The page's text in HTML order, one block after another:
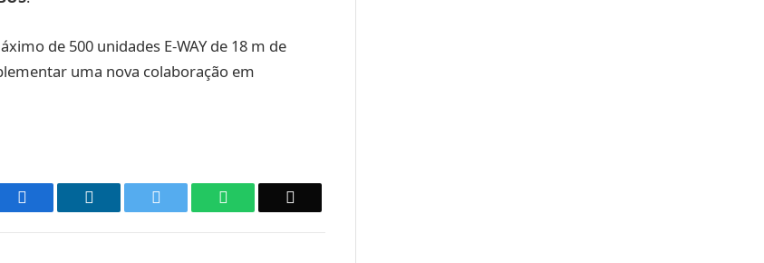
de 500 unidades E-WAY de 18 m de
uma nova colaboração em
Facebook LinkedIn WhatsApp